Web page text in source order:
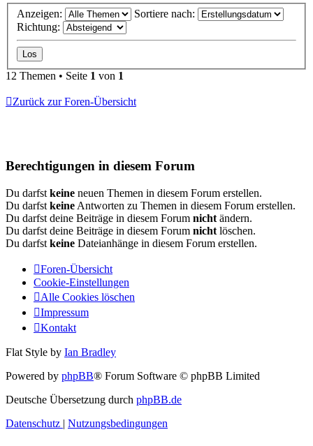
Anzeigen:
Sortiere nach:
Richtung:
12 Themen • Seite 1 von 1
Zurück zur Foren-Übersicht
Berechtigungen in diesem Forum
Du darfst keine neuen Themen in diesem Forum erstellen.
Du darfst keine Antworten zu Themen in diesem Forum erstellen.
Du darfst deine Beiträge in diesem Forum nicht ändern.
Du darfst deine Beiträge in diesem Forum nicht löschen.
Du darfst keine Dateianhänge in diesem Forum erstellen.
Foren-Übersicht
Cookie-Einstellungen
Alle Cookies löschen
Impressum
Kontakt
Flat Style by Ian Bradley
Powered by phpBB® Forum Software © phpBB Limited
Deutsche Übersetzung durch phpBB.de
Datenschutz | Nutzungsbedingungen